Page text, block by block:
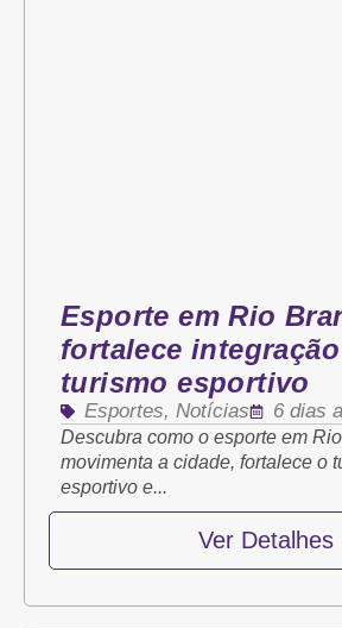
Esporte em Rio
fortalece
turismo esportivo
Esportes, Notícias 6 dias
Descubra como o esporte em
movimenta a cidade, fortalece o
esportivo e...
Ver Detalhes